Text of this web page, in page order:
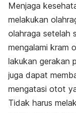
Menjaga
melakukan
olahraga setelah
mengalami kram
lakukan gerakan
juga dapat
mengatasi otot
Tidak harus